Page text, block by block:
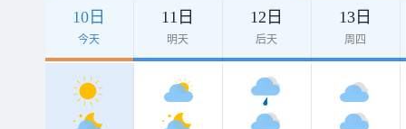
10日
今天
11日
明天
12日
后天
13日
周四